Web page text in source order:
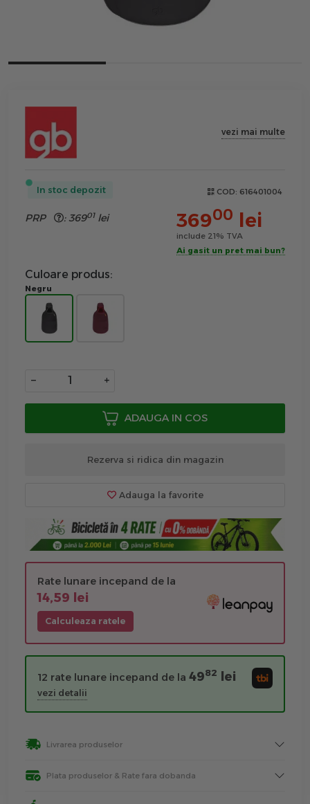
vezi mai multe
In stoc depozit COD: 616401004
PRP : 36901lei 36900 lei
include 21% TVA
Ai gasit un pret mai bun?
Culoare produs:
Negru
− +
ADAUGA IN COS
Rezerva si ridica din magazin
Adauga la favorite
Rate lunare incepand de la
14,59 lei
Calculeaza ratele
12 rate lunare incepand de la 4982 lei
vezi detalii
Livrarea produselor
Plata produselor & Rate fara dobanda